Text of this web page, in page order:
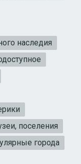
наследия
поселения
города